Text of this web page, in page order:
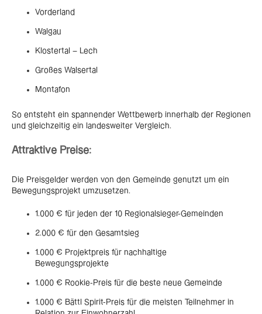
Vorderland
Walgau
Klostertal – Lech
Großes Walsertal
Montafon
So entsteht ein spannender Wettbewerb innerhalb der Regionen
und gleichzeitig ein landesweiter Vergleich.
Attraktive Preise:
Die Preisgelder werden von den Gemeinde genutzt um ein
Bewegungsprojekt umzusetzen.
1.000 € für jeden der 10 Regionalsieger-Gemeinden
2.000 € für den Gesamtsieg
1.000 € Projektpreis für nachhaltige
Bewegungsprojekte
1.000 € Rookie-Preis für die beste neue Gemeinde
1.000 € Bättl Spirit-Preis für die meisten Teilnehmer in